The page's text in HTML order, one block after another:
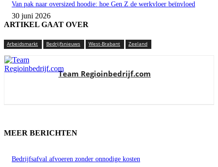
Van pak naar oversized hoodie: hoe Gen Z de werkvloer beïnvloed
30 juni 2026
ARTIKEL GAAT OVER
Arbeidsmarkt Bedrijfsnieuws West-Brabant Zeeland
Team Regioinbedrijf.com
MEER BERICHTEN
Bedrijfsafval afvoeren zonder onnodige kosten